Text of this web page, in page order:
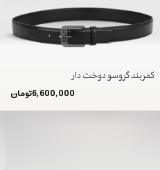
کمربند گروسو دوخت دار
6,600,000تومان